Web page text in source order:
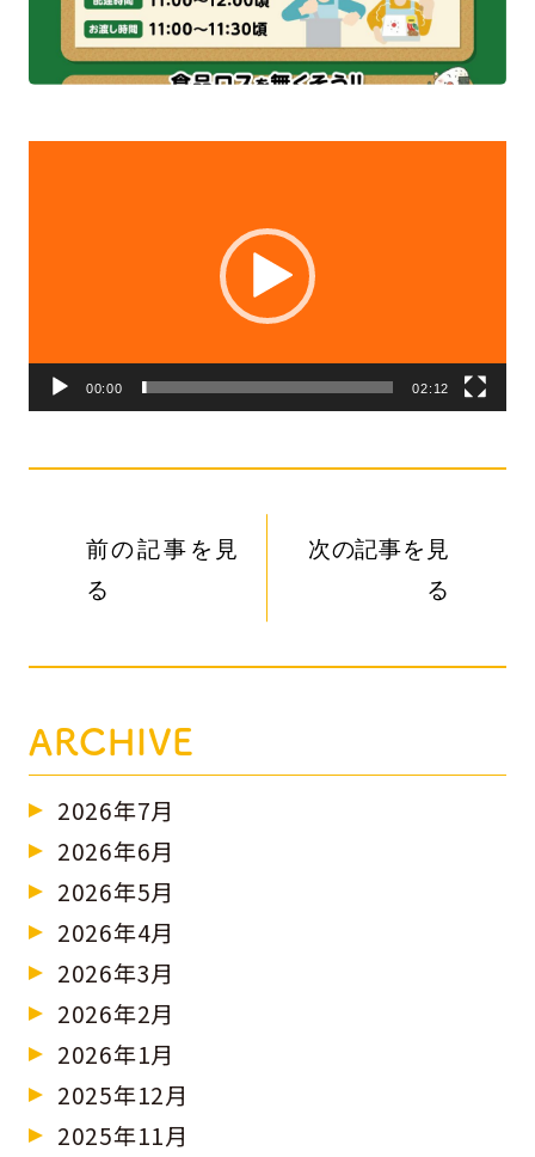
ヤ
ー
00:00 02:12
前の記事を見
る
次の記事を見
る
ARCHIVE
2026年7月
2026年6月
2026年5月
2026年4月
2026年3月
2026年2月
2026年1月
2025年12月
2025年11月